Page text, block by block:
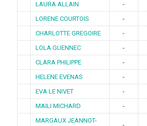
LAURA ALLAIN
-
LORENE COURTOIS
-
CHARLOTTE GREGOIRE
-
LOLA GUENNEC
-
CLARA PHILIPPE
-
HELENE EVENAS
-
EVA LE NIVET
-
MAILI MICHARD
-
MARGAUX JEANNOT-